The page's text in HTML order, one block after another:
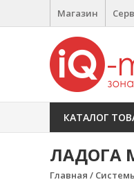
Перейти к содержимому
Магазин
IQ
зона умных
КАТАЛОГ
ЛАДОГА
Главная /